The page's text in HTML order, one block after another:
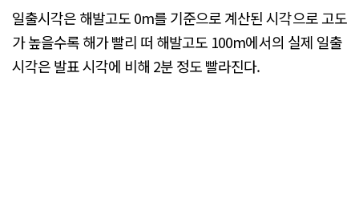
일출시각은 해발고도 0m를 기준으로 계산된 시각으로 고도
가 높을수록 해가 빨리 떠 해발고도 100m에서의 실제 일출
시각은 발표 시각에 비해 2분 정도 빨라진다.